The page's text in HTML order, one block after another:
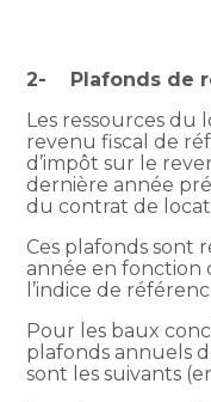
2- Plafonds de
Les ressources du
revenu fiscal de
d’impôt sur le
dernière année
du contrat de
Ces plafonds sont
année en fonction
l’indice de
Pour les baux
plafonds annuels
sont les suivants